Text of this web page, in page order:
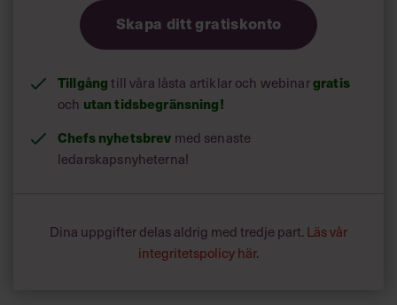
Skapa ditt gratiskonto
Tillgångtill våra låsta artiklar och webinargratis
och utan tidsbegränsning!
Chefs nyhetsbrev med senaste
ledarskapsnyheterna!
Dina uppgifter delas aldrig med tredje part. Läs vår
integritetspolicy här.